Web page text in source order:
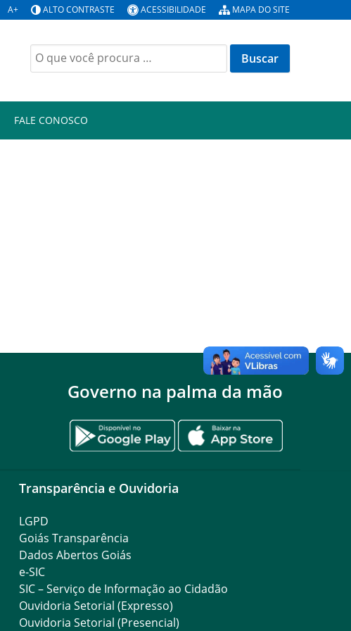
A+ ALTO CONTRASTE ACESSIBILIDADE MAPA DO SITE
Buscar
por:
FALE CONOSCO
Governo na palma da mão
Transparência e Ouvidoria
LGPD
Goiás Transparência
Dados Abertos Goiás
e-SIC
SIC – Serviço de Informação ao Cidadão
Ouvidoria Setorial (Expresso)
Ouvidoria Setorial (Presencial)